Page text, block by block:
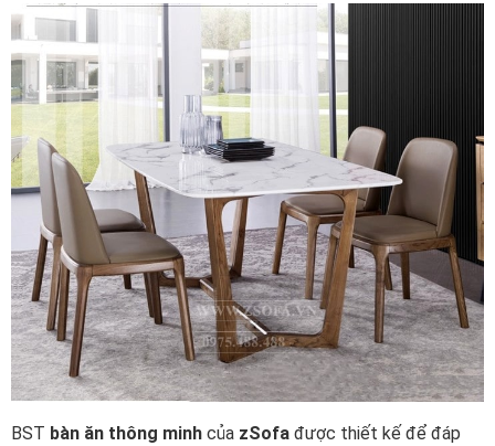
BST bàn ăn thông minh của zSofa được thiết kế để đáp